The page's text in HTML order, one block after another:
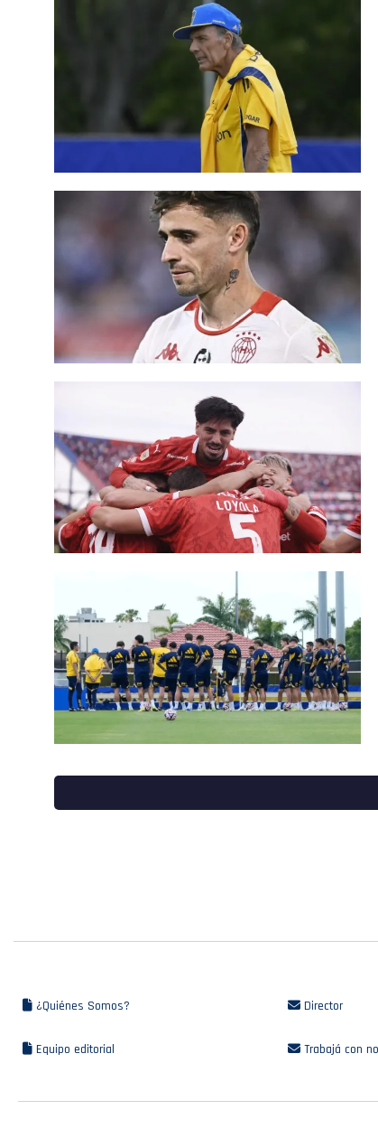
¿Quiénes Somos? Director
Equipo editorial Trabajá con